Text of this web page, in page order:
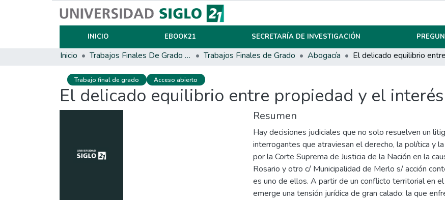
INICIO EBOOK21 SECRETARÍA DE INVESTIGACIÓN
Inicio Trabajos Finales De Grado Y Posgrado Trabajos Finales de Grado Abogacía
Trabajo final de grado Acceso abierto
El delicado equilibrio entre propiedad y el
Resumen
Hay decisiones judiciales que no solo resuelven un
interrogantes que atraviesan el derecho, la política y
por la Corte Suprema de Justicia de la Nación en la
Rosario y otro c/ Municipalidad de Merlo s/ acción
es uno de ellos. A partir de un conflicto territorial en el
emerge una tensión jurídica de gran calado: la que